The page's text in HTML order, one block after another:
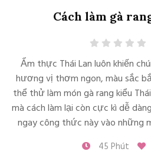
Cách làm gà
Ẩm thực Thái Lan luôn khiến
hương vị thơm ngon, màu sắc
thể thử làm món gà rang kiểu
mà cách làm lại còn cực kì dễ
ngay công thức này vào những
đình nha.
45 Phút